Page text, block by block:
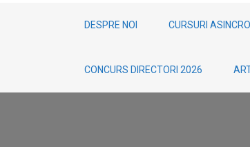
DESPRE NOI CURSURI
CONCURS DIRECTORI 2026